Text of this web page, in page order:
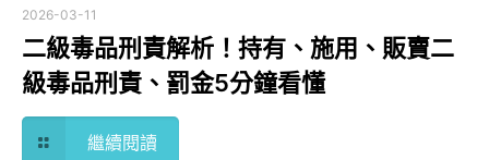
2026-03-11
二級毒品刑責解析！持有、施用、販賣二
級毒品刑責、罰金5分鐘看懂
繼續閱讀